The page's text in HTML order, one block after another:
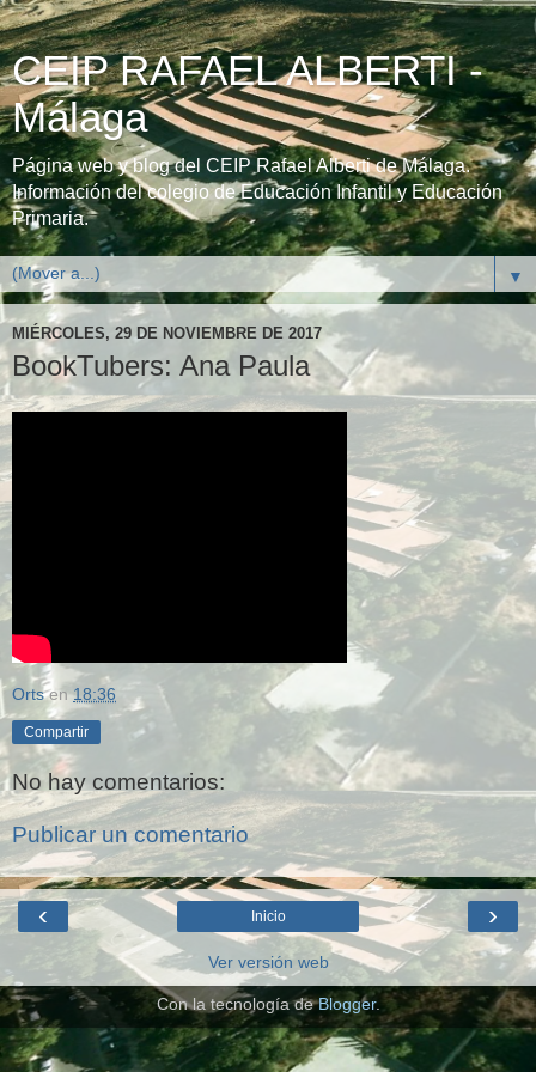
CEIP RAFAEL ALBERTI -
Málaga
Página web y blog del CEIP Rafael Alberti de Málaga.
Información del colegio de Educación Infantil y Educación
Primaria.
▼
MIÉRCOLES, 29 DE NOVIEMBRE DE 2017
BookTubers: Ana Paula
Orts en18:36
Compartir
No hay comentarios:
Publicar un comentario
‹ ›
Inicio
Ver versión web
Con la tecnología deBlogger.